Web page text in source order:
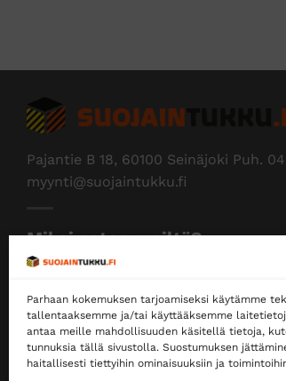
Parhaan kokemuksen tarjoamiseksi käytämme
tallentaaksemme ja/tai käyttääksemme
antaa meille mahdollisuuden käsitellä tietoja,
tunnuksia tällä sivustolla. Suostumuksen
haitallisesti tiettyihin ominaisuuksiin ja
Pajantie B 18, 60100 Seinäjoki Puh.
myynti@suojaintukku.fi
Miksi ostaa meiltä?
Ostaminen ei edellytä
Ilmainen toimitus
tilauksille!